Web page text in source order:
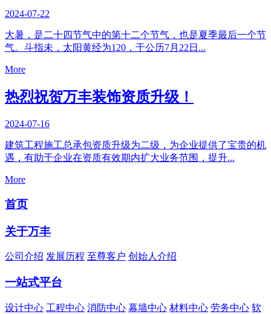
2024-07-22
大暑，是二十四节气中的第十二个节气，也是夏季最后一个节
气。斗指未，太阳黄经为120，于公历7月22日...
More
热烈祝贺万丰装饰资质升级！
2024-07-16
建筑工程施工总承包资质升级为二级，为企业提供了宝贵的机
遇，有助于企业在资质有效期内扩大业务范围，提升...
More
首页
关于万丰
公司介绍 发展历程 至尊客户 创始人介绍
一站式平台
设计中心 工程中心 消防中心 幕墙中心 材料中心 劳务中心 软